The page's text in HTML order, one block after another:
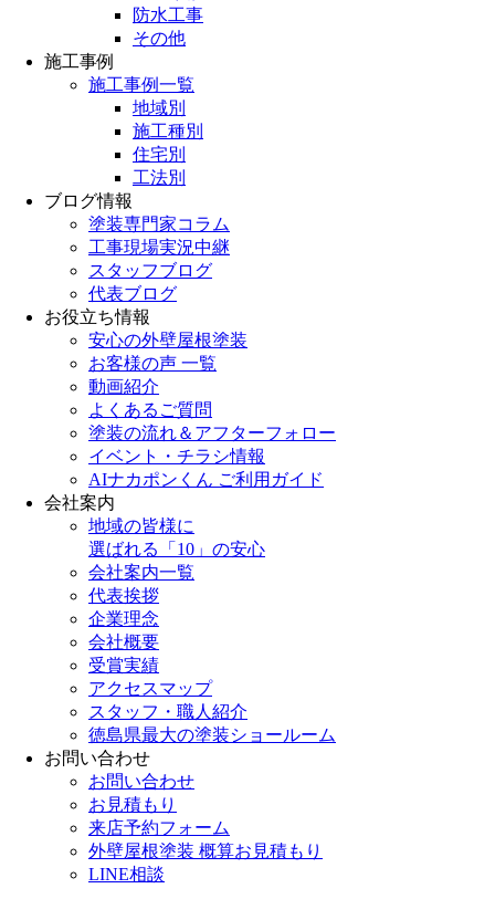
防水工事
その他
施工事例
施工事例一覧
地域別
施工種別
住宅別
工法別
ブログ情報
塗装専門家コラム
工事現場実況中継
スタッフブログ
代表ブログ
お役立ち情報
安心の外壁屋根塗装
お客様の声 一覧
動画紹介
よくあるご質問
塗装の流れ＆アフターフォロー
イベント・チラシ情報
AIナカポンくん ご利用ガイド
会社案内
地域の皆様に
選ばれる「10」の安心
会社案内一覧
代表挨拶
企業理念
会社概要
受賞実績
アクセスマップ
スタッフ・職人紹介
徳島県最大の塗装ショールーム
お問い合わせ
お問い合わせ
お見積もり
来店予約フォーム
外壁屋根塗装 概算お見積もり
LINE相談